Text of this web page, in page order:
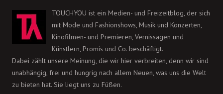
TOUCHYOU ist ein Medien- und Freizeitblog, der sich
mit Mode und Fashionshows, Musik und Konzerten,
Kinofilmen- und Premieren, Vernissagen und
Künstlern, Promis und Co. beschäftigt.
Dabei zählt unsere Meinung, die wir hier verbreiten, denn wir sind
unabhängig, frei und hungrig nach allem Neuen, was uns die Welt
zu bieten hat. Sie liegt uns zu Füßen.